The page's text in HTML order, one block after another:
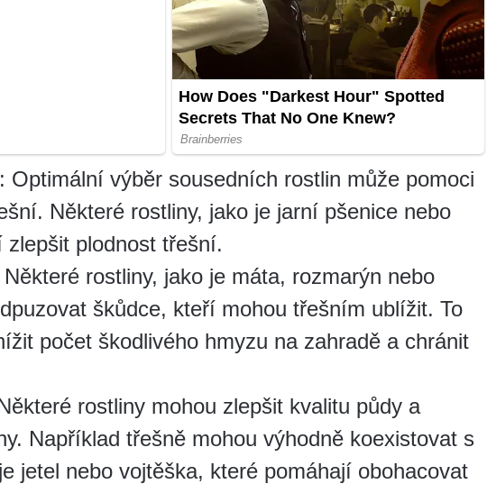
Optimální výběr sousedních rostlin může pomoci
Některé rostliny, jako je jarní pšenice nebo
zlepšit plodnost třešní.
rostliny, jako je máta, rozmarýn nebo
škůdce, kteří mohou třešním ublížit. To
počet škodlivého hmyzu na zahradě a chránit
rostliny mohou zlepšit kvalitu půdy a
Například třešně mohou výhodně koexistovat s
jetel nebo vojtěška, které pomáhají obohacovat